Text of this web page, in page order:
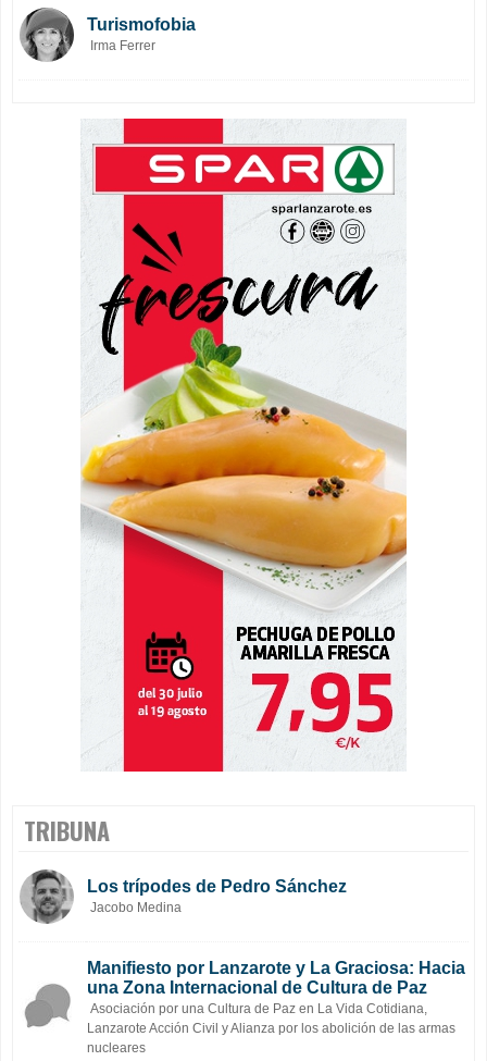
Turismofobia
Irma Ferrer
TRIBUNA
Los trípodes de Pedro Sánchez
Jacobo Medina
Manifiesto por Lanzarote y La Graciosa: Hacia
una Zona Internacional de Cultura de Paz
Asociación por una Cultura de Paz en La Vida Cotidiana,
Lanzarote Acción Civil y Alianza por los abolición de las armas
nucleares